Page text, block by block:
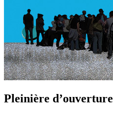
Pleinière d’ouverture